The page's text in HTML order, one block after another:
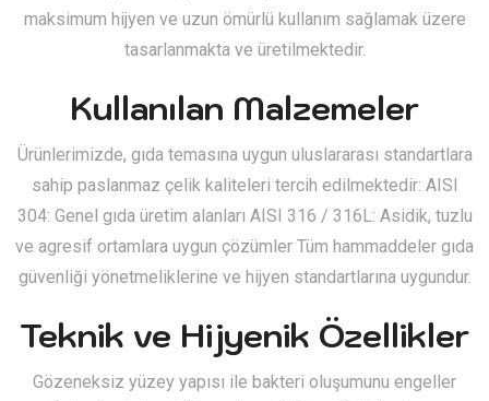
maksimum hijyen ve uzun ömürlü kullanım sağlamak üzere
tasarlanmakta ve üretilmektedir.
Kullanılan Malzemeler
Ürünlerimizde, gıda temasına uygun uluslararası standartlara
sahip paslanmaz çelik kaliteleri tercih edilmektedir: AISI
304: Genel gıda üretim alanları AISI 316 / 316L: Asidik, tuzlu
ve agresif ortamlara uygun çözümler Tüm hammaddeler gıda
güvenliği yönetmeliklerine ve hijyen standartlarına uygundur.
Teknik ve Hijyenik Özellikler
Gözeneksiz yüzey yapısı ile bakteri oluşumunu engeller